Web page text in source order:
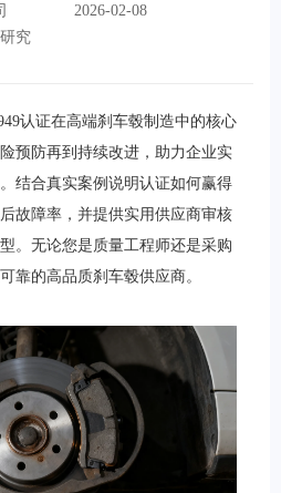
2026-02-08
究
认证在高端刹车毂制造中的核心
预防再到持续改进，助力企业实
结合真实案例说明认证如何赢得
故障率，并提供实用供应商审核
。无论您是质量工程师还是采购
靠的高品质刹车毂供应商。